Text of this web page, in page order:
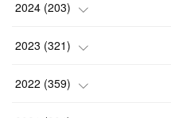
(1)
(8)
(6)
2024 (203)
(24)
(10)
2023 (321)
(25)
2022 (359)